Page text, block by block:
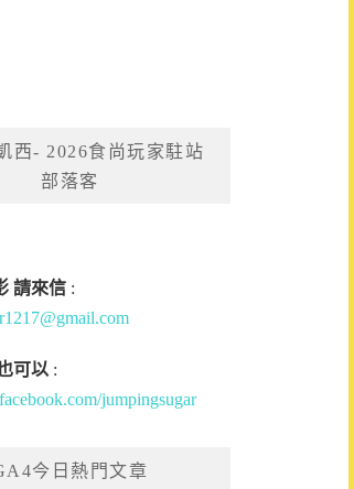
西- 2026食尚玩家駐站
部落客
請來信 :
可以 :
jumpingsugar
今日熱門文章